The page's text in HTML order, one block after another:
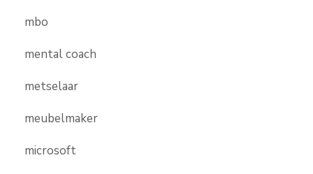
mbo
mental coach
metselaar
meubelmaker
microsoft